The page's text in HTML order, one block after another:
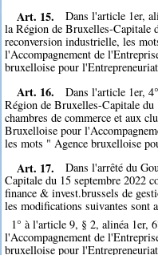
Art. 15.
Dans l'article 1er,
la Région de Bruxelles-
reconversion industrielle, les
l'Accompagnement de
bruxelloise pour
Art. 16.
Dans l'article 1er,
Région de Bruxelles-Capitale
chambres de commerce et aux
Bruxelloise pour
les mots " Agence bruxelloise
Art. 17.
Dans l'arrêté du
Capitale du 15 septembre 2022
finance & invest.brussels de
les modifications suivantes sont
1° à l'article 9, § 2, alinéa 1er,
l'Accompagnement de
bruxelloise pour